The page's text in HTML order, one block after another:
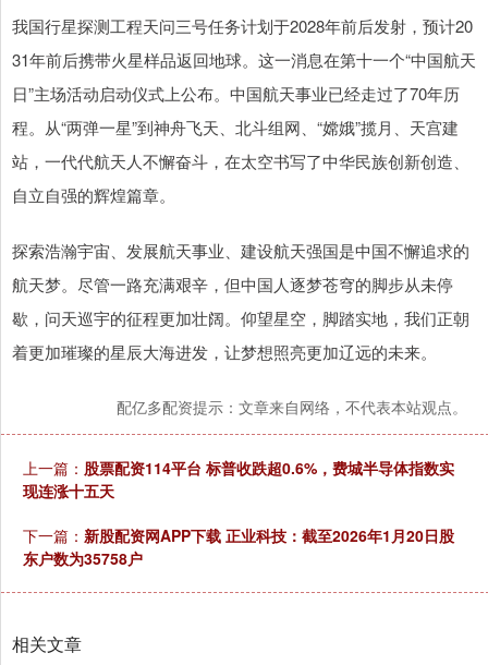
我国行星探测工程天问三号任务计划于2028年前后发射，预计20
31年前后携带火星样品返回地球。这一消息在第十一个“中国航天
日”主场活动启动仪式上公布。中国航天事业已经走过了70年历
程。从“两弹一星”到神舟飞天、北斗组网、“嫦娥”揽月、天宫建
站，一代代航天人不懈奋斗，在太空书写了中华民族创新创造、
自立自强的辉煌篇章。
探索浩瀚宇宙、发展航天事业、建设航天强国是中国不懈追求的
航天梦。尽管一路充满艰辛，但中国人逐梦苍穹的脚步从未停
歇，问天巡宇的征程更加壮阔。仰望星空，脚踏实地，我们正朝
着更加璀璨的星辰大海进发，让梦想照亮更加辽远的未来。
配亿多配资提示：文章来自网络，不代表本站观点。
上一篇： 股票配资114平台 标普收跌超0.6%，费城半导体指数实
现连涨十五天
下一篇： 新股配资网APP下载 正业科技：截至2026年1月20日股
东户数为35758户
相关文章